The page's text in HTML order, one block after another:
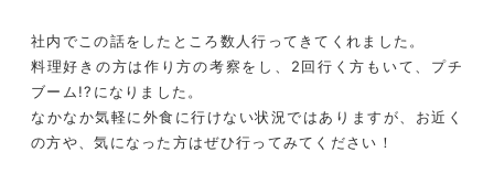
社内でこの話をしたところ数人行ってきてくれました。
料理好きの方は作り方の考察をし、2回行く方もいて、プチ
ブーム!?になりました。
なかなか気軽に外食に行けない状況ではありますが、お近く
の方や、気になった方はぜひ行ってみてください！